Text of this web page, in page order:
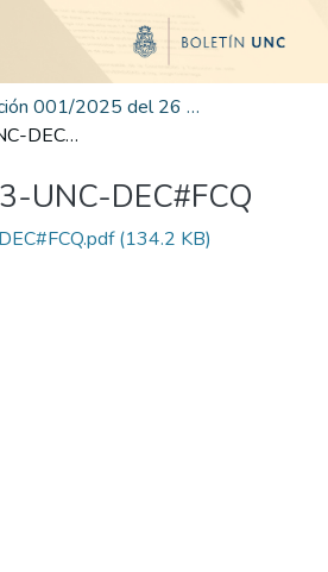
Edición 001/2025 del 26 de mayo de 2025
RD-2025-283-UNC-DEC#FCQ
UNC-DEC#FCQ
(134.2 KB)